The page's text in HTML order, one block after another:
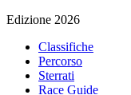
Edizione 2026
Classifiche
Percorso
Sterrati
Race Guide